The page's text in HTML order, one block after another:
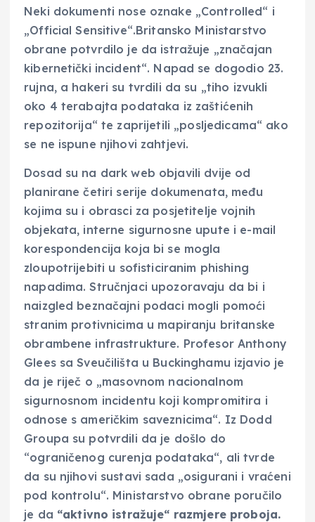
Neki dokumenti nose oznake „Controlled“ i
„Official Sensitive“.Britansko Ministarstvo
obrane potvrdilo je da istražuje „značajan
kibernetički incident“. Napad se dogodio 23.
rujna, a hakeri su tvrdili da su „tiho izvukli
oko 4 terabajta podataka iz zaštićenih
repozitorija“ te zaprijetili „posljedicama“ ako
se ne ispune njihovi zahtjevi.
Dosad su na dark web objavili dvije od
planirane četiri serije dokumenata, među
kojima su i obrasci za posjetitelje vojnih
objekata, interne sigurnosne upute i e-mail
korespondencija koja bi se mogla
zloupotrijebiti u sofisticiranim phishing
napadima. Stručnjaci upozoravaju da bi i
naizgled beznačajni podaci mogli pomoći
stranim protivnicima u mapiranju britanske
obrambene infrastrukture. Profesor Anthony
Glees sa Sveučilišta u Buckinghamu izjavio je
da je riječ o „masovnom nacionalnom
sigurnosnom incidentu koji kompromitira i
odnose s američkim saveznicima“. Iz Dodd
Groupa su potvrdili da je došlo do
“ograničenog curenja podataka“, ali tvrde
da su njihovi sustavi sada „osigurani i vraćeni
pod kontrolu“. Ministarstvo obrane poručilo
je da “aktivno istražuje“ razmjere proboja.